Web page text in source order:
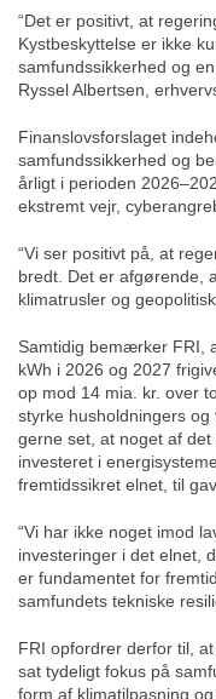
“Det er positivt, at
Kystbeskyttelse er ikke
samfundssikkerhed og
Ryssel Albertsen,
Finanslovsforslaget
samfundssikkerhed og
årligt i perioden
ekstremt vejr,
“Vi ser positivt på, at
bredt. Det er afgørende,
klimatrusler og
Samtidig bemærker FRI,
kWh i 2026 og 2027
op mod 14 mia. kr. over
styrke husholdningers
gerne set, at noget af
investeret i
fremtidssikret elnet, til
“Vi har ikke noget imod
investeringer i det elnet,
er fundamentet for
samfundets tekniske
FRI opfordrer derfor til,
sat tydeligt fokus på
form af klimatilpasning